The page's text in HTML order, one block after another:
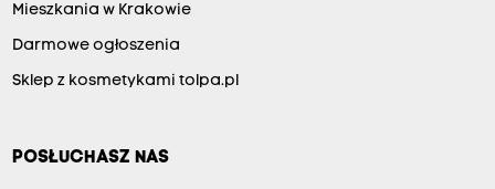
Mieszkania w Krakowie
Darmowe ogłoszenia
Sklep z kosmetykami tolpa.pl
POSŁUCHASZ NAS